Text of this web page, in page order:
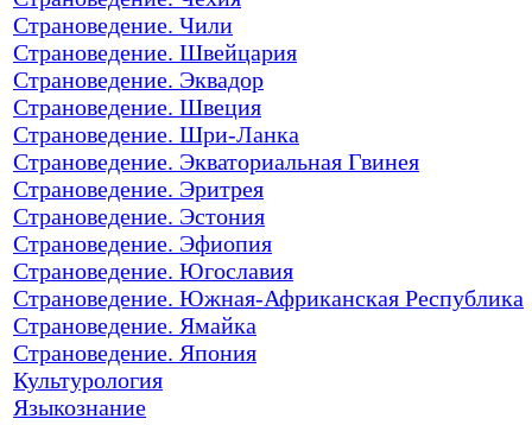
Страноведение. Чили
Страноведение. Швейцария
Страноведение. Эквадор
Страноведение. Швеция
Страноведение. Шри-Ланка
Страноведение. Экваториальная Гвинея
Страноведение. Эритрея
Страноведение. Эстония
Страноведение. Эфиопия
Страноведение. Югославия
Страноведение. Южная-Африканская Республика
Страноведение. Ямайка
Страноведение. Япония
Культурология
Языкознание